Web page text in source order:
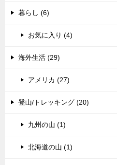
暮らし (6)
お気に入り (4)
海外生活 (29)
アメリカ (27)
登山/トレッキング (20)
九州の山 (1)
北海道の山 (1)